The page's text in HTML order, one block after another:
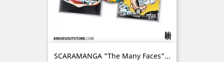
SCARAMANGA "The Many Faces"...